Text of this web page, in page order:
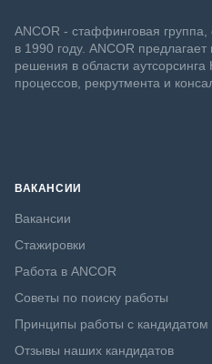
ANCOR - стаффинговая группа,
в 1990 году. ANCOR предлагает
решения в области
процессов, рекрутмента и
ВАКАНСИИ
Вакансии
Стажировки
Работа в ANCOR
Советы по поиску работы
Принципы работы с кандидатом
Отзывы наших кандидатов